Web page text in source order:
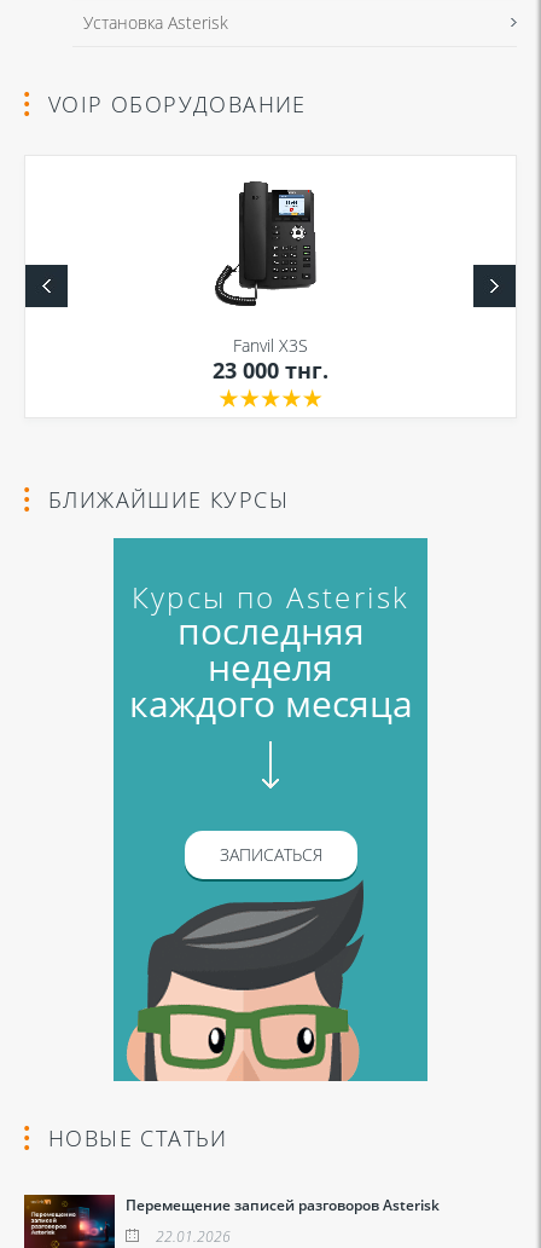
Установка Asterisk
VOIP ОБОРУДОВАНИЕ
Fanvil X3S
23 000 тнг.
БЛИЖАЙШИЕ КУРСЫ
Курсы по Asterisk
последняя
неделя
каждого месяца
ЗАПИСАТЬСЯ
НОВЫЕ СТАТЬИ
Перемещение записей разговоров Asterisk
22.01.2026